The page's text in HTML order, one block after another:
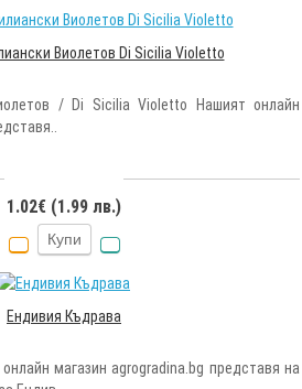
Виолетов Di Sicilia Violetto
/ Di Sicilia Violetto Нашият онлайн
1.02€ (1.99 лв.)
Купи
Ендивия Къдрава
магазин agrogradina.bg представя на